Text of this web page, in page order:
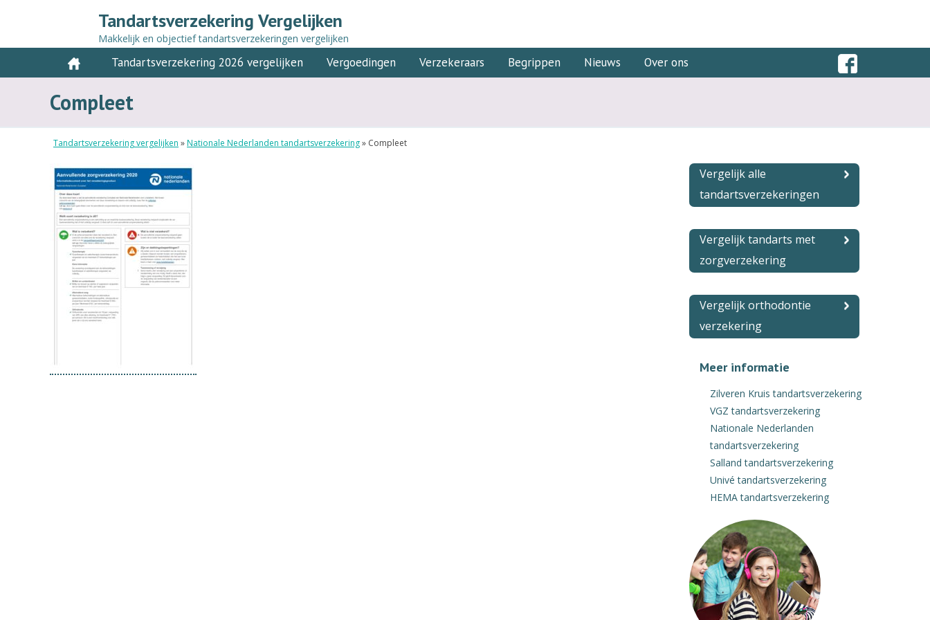
Tandartsverzekering Vergelijken
Makkelijk en objectief tandartsverzekeringen vergelijken
Tandartsverzekering 2026 vergelijken Vergoedingen Verzekeraars Begrippen Nieuws Over ons
Compleet
Tandartsverzekering vergelijken »Nationale Nederlanden tandartsverzekering» Compleet
Vergelijk alle
tandartsverzekeringen
Vergelijk tandarts met
zorgverzekering
Vergelijk orthodontie
verzekering
Meer informatie
Zilveren Kruis tandartsverzekering
VGZ tandartsverzekering
Nationale Nederlanden
tandartsverzekering
Salland tandartsverzekering
Univé tandartsverzekering
HEMA tandartsverzekering